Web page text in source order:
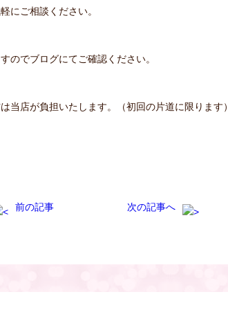
にご相談ください。
のでブログにてご確認ください。
当店が負担いたします。（初回の片道に限ります）
前の記事 次の記事へ